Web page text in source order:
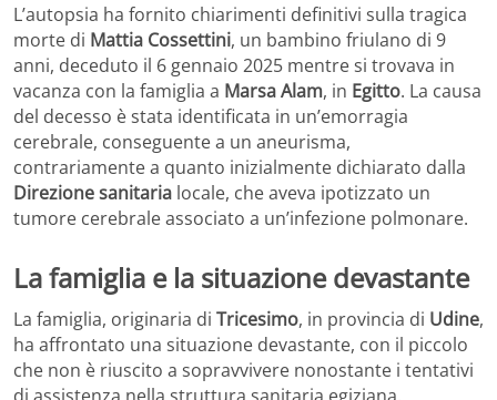
L’autopsia ha fornito chiarimenti definitivi sulla tragica
morte di Mattia Cossettini, un bambino friulano di 9
anni, deceduto il 6 gennaio 2025 mentre si trovava in
vacanza con la famiglia a Marsa Alam, in Egitto. La causa
del decesso è stata identificata in un’emorragia
cerebrale, conseguente a un aneurisma,
contrariamente a quanto inizialmente dichiarato dalla
Direzione sanitaria locale, che aveva ipotizzato un
tumore cerebrale associato a un’infezione polmonare.
La famiglia e la situazione devastante
La famiglia, originaria di Tricesimo, in provincia di Udine,
ha affrontato una situazione devastante, con il piccolo
che non è riuscito a sopravvivere nonostante i tentativi